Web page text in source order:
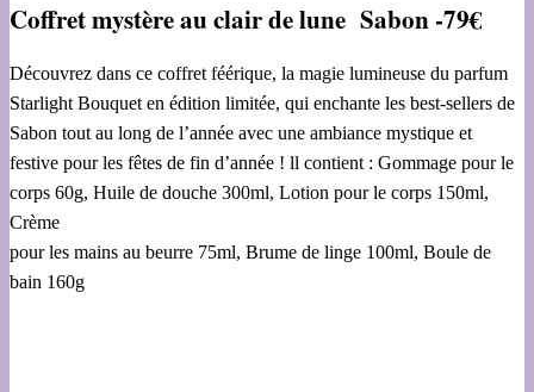
Coffret mystère au clair de lune Sabon -79€
Découvrez dans ce coffret féérique, la magie lumineuse du parfum
Starlight Bouquet en édition limitée, qui enchante les best-sellers de
Sabon tout au long de l’année avec une ambiance mystique et
festive pour les fêtes de fin d’année ! ll contient : Gommage pour le
corps 60g, Huile de douche 300ml, Lotion pour le corps 150ml,
Crème
pour les mains au beurre 75ml, Brume de linge 100ml, Boule de
bain 160g